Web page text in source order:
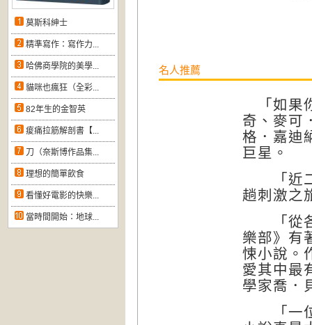
莫斯科紳士
精準寫作：寫作力...
哈佛商學院的美學...
貓咪也瘋狂（全彩...
82年生的金智英
痠痛拉筋解剖書【...
刀（奈斯博作品集...
理想的簡單飲食
看懂好電影的快樂...
當時間開始：地球...
名人推薦
「如果
奇、麥可
格．嘉迪
巨星。
「近二
趟刺激之
「從各
樂部》有
悚小說。
愛其中最
學家喬．
「一位